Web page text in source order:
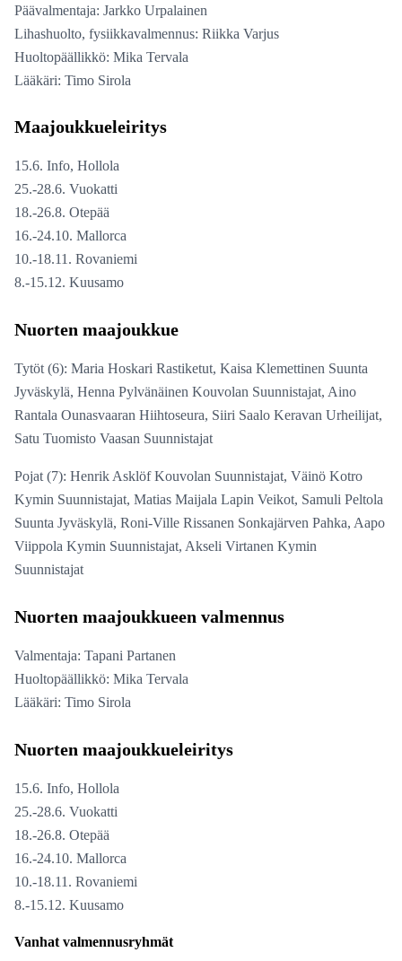
Päävalmentaja: Jarkko Urpalainen
Lihashuolto, fysiikkavalmennus: Riikka Varjus
Huoltopäällikkö: Mika Tervala
Lääkäri: Timo Sirola
Maajoukkueleiritys
15.6. Info, Hollola
25.-28.6. Vuokatti
18.-26.8. Otepää
16.-24.10. Mallorca
10.-18.11. Rovaniemi
8.-15.12. Kuusamo
Nuorten maajoukkue
Tytöt (6): Maria Hoskari Rastiketut, Kaisa Klemettinen Suunta
Jyväskylä, Henna Pylvänäinen Kouvolan Suunnistajat, Aino
Rantala Ounasvaaran Hiihtoseura, Siiri Saalo Keravan Urheilijat,
Satu Tuomisto Vaasan Suunnistajat
Pojat (7): Henrik Asklöf Kouvolan Suunnistajat, Väinö Kotro
Kymin Suunnistajat, Matias Maijala Lapin Veikot, Samuli Peltola
Suunta Jyväskylä, Roni-Ville Rissanen Sonkajärven Pahka, Aapo
Viippola Kymin Suunnistajat, Akseli Virtanen Kymin
Suunnistajat
Nuorten maajoukkueen valmennus
Valmentaja: Tapani Partanen
Huoltopäällikkö: Mika Tervala
Lääkäri: Timo Sirola
Nuorten maajoukkueleiritys
15.6. Info, Hollola
25.-28.6. Vuokatti
18.-26.8. Otepää
16.-24.10. Mallorca
10.-18.11. Rovaniemi
8.-15.12. Kuusamo
Vanhat valmennusryhmät